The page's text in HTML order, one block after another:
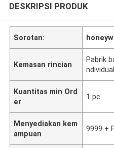
DESKRIPSI PRODUK
Sorotan:
Kemasan rincian
Pabrik
ndividual
Kuantitas min Ord
er
1 pc
Menyediakan kem
ampuan
9999 +